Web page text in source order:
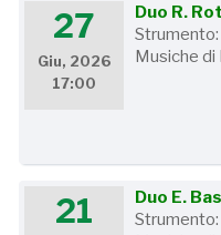
27
Giu, 2026
17:00
Duo R.
Musiche di
21
Duo E.
Strumento: